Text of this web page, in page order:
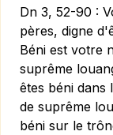
Dn 3, 52-90 :
pères, digne
Béni est votre
suprême
êtes béni dans
de suprême
béni sur le